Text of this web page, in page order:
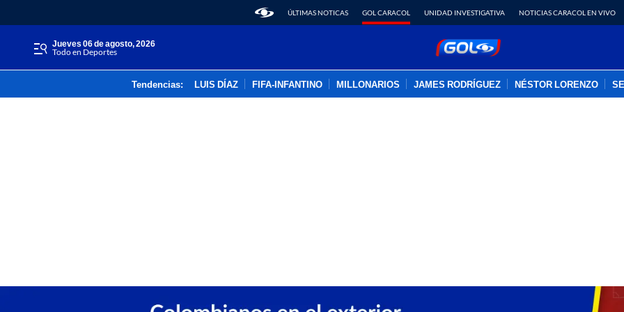
ÚLTIMAS NOTICAS GOL CARACOL UNIDAD INVESTIGATIVA NOTICIAS CARACOL EN VIVO
jueves 06 de agosto, 2026
Todo en Deportes
Tendencias: LUIS DÍAZ FIFA-INFANTINO MILLONARIOS JAMES RODRÍGUEZ NÉSTOR LORENZO